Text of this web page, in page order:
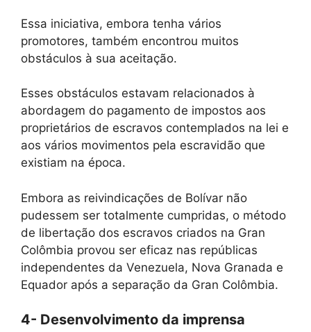
Essa iniciativa, embora tenha vários
promotores, também encontrou muitos
obstáculos à sua aceitação.
Esses obstáculos estavam relacionados à
abordagem do pagamento de impostos aos
proprietários de escravos contemplados na lei e
aos vários movimentos pela escravidão que
existiam na época.
Embora as reivindicações de Bolívar não
pudessem ser totalmente cumpridas, o método
de libertação dos escravos criados na Gran
Colômbia provou ser eficaz nas repúblicas
independentes da Venezuela, Nova Granada e
Equador após a separação da Gran Colômbia.
4- Desenvolvimento da imprensa